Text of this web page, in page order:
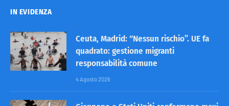
IN EVIDENZA
Ceuta, Madrid: “Nessun rischio”. UE fa
quadrato: gestione migranti
responsabilità comune
4 Agosto 2026